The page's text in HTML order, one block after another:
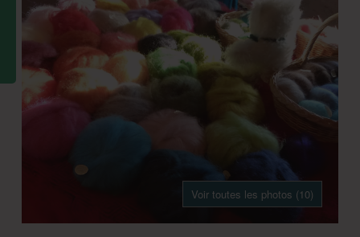
Voir toutes les photos (10)